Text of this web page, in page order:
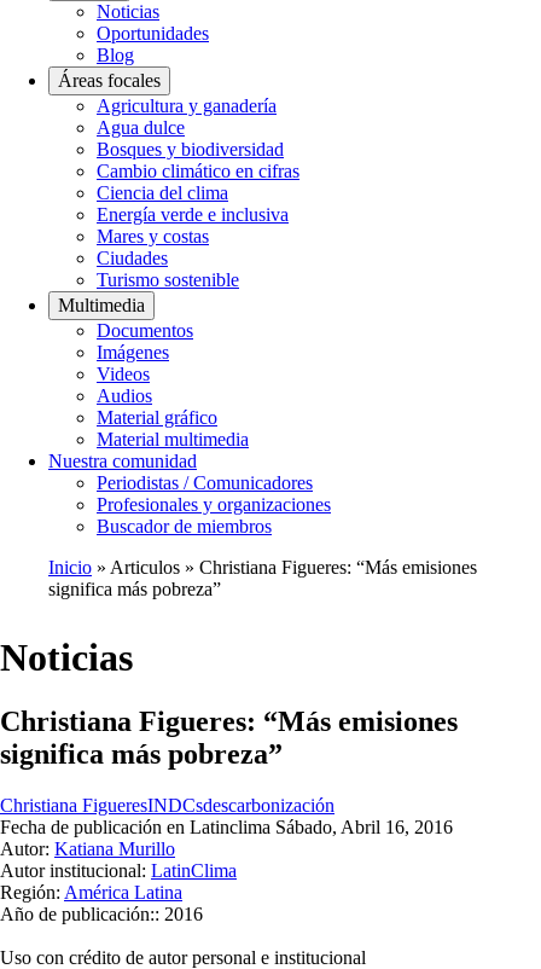
Noticias
Oportunidades
Blog
Áreas focales
Agricultura y ganadería
Agua dulce
Bosques y biodiversidad
Cambio climático en cifras
Ciencia del clima
Energía verde e inclusiva
Mares y costas
Ciudades
Turismo sostenible
Multimedia
Documentos
Imágenes
Videos
Audios
Material gráfico
Material multimedia
Nuestra comunidad
Periodistas / Comunicadores
Profesionales y organizaciones
Buscador de miembros
Ruta
navegación
Inicio Articulos
Christiana Figueres: “Más emisiones
significa más pobreza”
Noticias
Christiana Figueres: “Más emisiones
significa más pobreza”
Christiana FigueresINDCsdescarbonización
Fecha de publicación en Latinclima Sábado, Abril 16, 2016
Autor: Katiana Murillo
Autor institucional: LatinClima
Región: América Latina
Año de publicación:: 2016
Uso con crédito de autor personal e institucional